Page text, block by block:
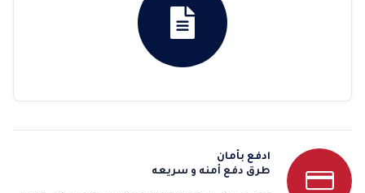
ادفع بأمان
طرق دفع أمنه و سريعه